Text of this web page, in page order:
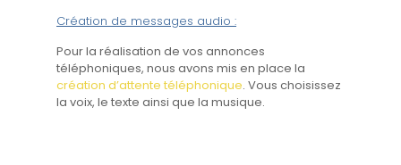
Création de messages audio :
Pour la réalisation de vos annonces
téléphoniques, nous avons mis en place la
création d’attente téléphonique. Vous choisissez
la voix, le texte ainsi que la musique.